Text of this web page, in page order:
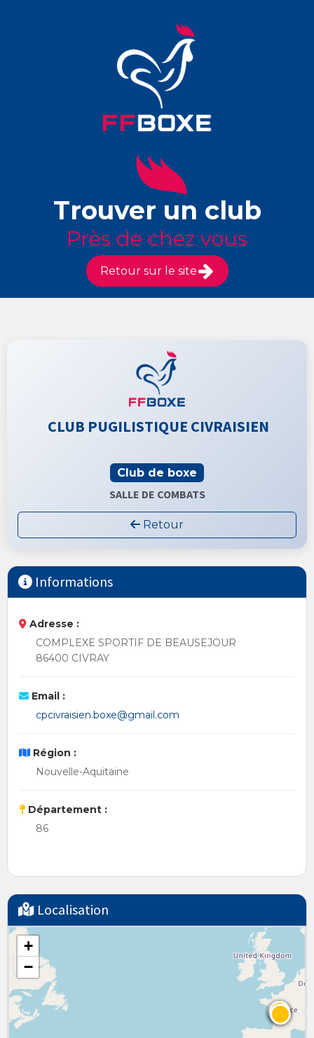
Trouver un club
Près de chez vous
Retour sur le site
CLUB PUGILISTIQUE CIVRAISIEN
Club de boxe
SALLE DE COMBATS
Retour
Informations
Adresse :
COMPLEXE SPORTIF DE BEAUSEJOUR
86400 CIVRAY
Email :
cpcivraisien.boxe@gmail.com
Région :
Nouvelle-Aquitaine
Département :
86
Localisation
+
−